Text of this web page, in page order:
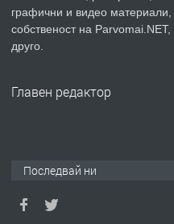
ПРЕДЛАГА
графични и видео материали,
собственост на
друго.
Главен редактор
Последвай ни